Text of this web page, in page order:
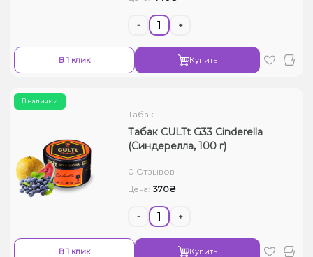
- +
В 1 клик Купить
В наличии
Табак
Табак CULTt G33 Cinderella
(Синдерелла, 100 г)
0 Отзывов
Цена: 370₴
- +
В 1 клик Купить